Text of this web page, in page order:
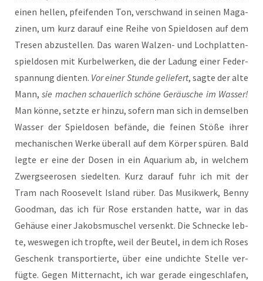
einen hel­len, pfei­fen­den Ton, ver­schwand in sei­nen Maga­
zi­nen, um kurz dar­auf eine Rei­he von Spiel­do­sen auf dem
Tre­sen abzu­stel­len. Das waren Wal­zen- und Loch­plat­ten­
spiel­do­sen mit Kur­bel­wer­ken, die der Ladung einer Feder­
span­nung dien­ten. Vor einer Stun­de gelie­fert, sag­te der alte
Mann,sie machen schau­er­lich schö­ne Geräu­sche im Was­ser!
Man kön­ne, setz­te er hin­zu, sofern man sich in dem­sel­ben
Was­ser der Spiel­do­sen befän­de, die fei­nen Stö­ße ihrer
mecha­ni­schen Wer­ke über­all auf dem Kör­per spü­ren. Bald
leg­te er eine der Dosen in ein Aqua­ri­um ab, in wel­chem
Zwerg­see­ro­sen sie­del­ten. Kurz dar­auf fuhr ich mit der
Tram nach Roo­se­velt Island rüber. Das Musik­werk, Ben­ny
Good­man, das ich für Rose erstan­den hat­te, war in das
Gehäu­se einer Jakobs­mu­schel ver­senkt. Die Schne­cke leb­
te, wes­we­gen ich tropf­te, weil der Beu­tel, in dem ich Roses
Geschenk trans­por­tier­te, über eine undich­te Stel­le ver­
füg­te. Gegen Mit­ter­nacht, ich war gera­de ein­ge­schla­fen,